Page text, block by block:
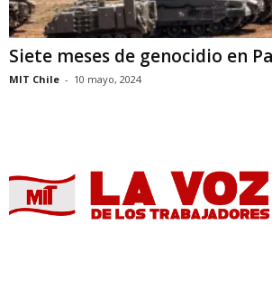
Siete meses de genocidio en
MIT Chile - 10 mayo, 2024